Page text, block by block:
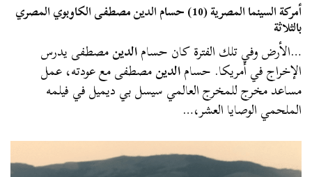
أمركة السينما المصرية (10) حسام الدين مصطفى الكاوبوي المصري
بالثلاثة
…الأرض وفي تلك الفترة كان حسامالدينمصطفى يدرس
الإخراج في أمريكا. حسامالدينمصطفى مع عودته، عمل
مساعد مخرج للمخرج العالمي سيسل بي ديميل في فيلمه
الملحمي الوصايا العشر،…